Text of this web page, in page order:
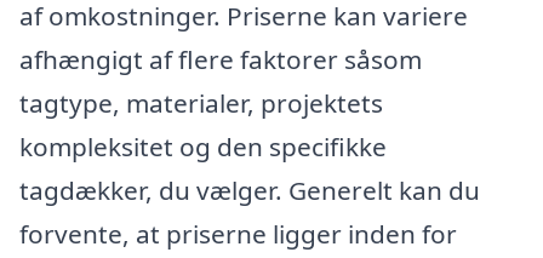
af omkostninger. Priserne kan variere
afhængigt af flere faktorer såsom
tagtype, materialer, projektets
kompleksitet og den specifikke
tagdækker, du vælger. Generelt kan du
forvente, at priserne ligger inden for